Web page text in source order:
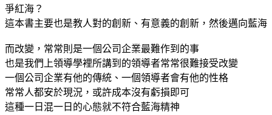
爭紅海？
這本書主要也是教人對的創新、有意義的創新，然後邁向藍海
而改變，常常則是一個公司企業最難作到的事
也是我們上領導學裡所講到的領導者常常很難接受改變
一個公司企業有他的傳統、一個領導者會有他的性格
常常人都安於現況，或許成本沒有虧損即可
這種一日混一日的心態就不符合藍海精神